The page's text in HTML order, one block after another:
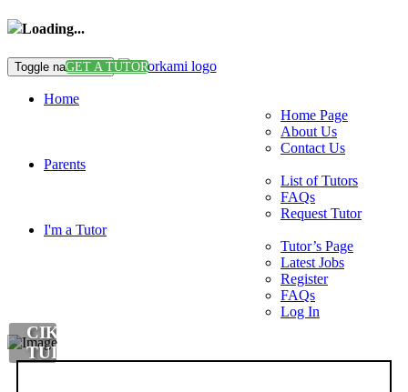
Loading...
Toggle navigationGET A TUTOR
Home
Home Page
About Us
Contact Us
Parents
List of Tutors
FAQs
Request Tutor
I'm a Tutor
Tutor’s Page
Latest Jobs
Register
FAQs
Log In
CIKGU
TUISYEN